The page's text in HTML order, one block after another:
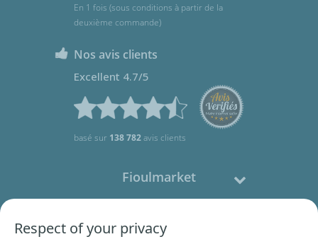
En 1 fois (sous conditions à partir de la
deuxième commande)
Nos avis clients
Excellent 4.7/5
basé sur 138 782avis clients
Fioulmarket
Respect of your privacy